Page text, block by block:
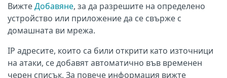
ВижтеДобавяне, за да разрешите на определено
устройство или приложение да се свърже с
домашната ви мрежа.
IP адресите, които са били открити като източници
на атаки, се добавят автоматично във временен
черен списък. За повече информация вижте